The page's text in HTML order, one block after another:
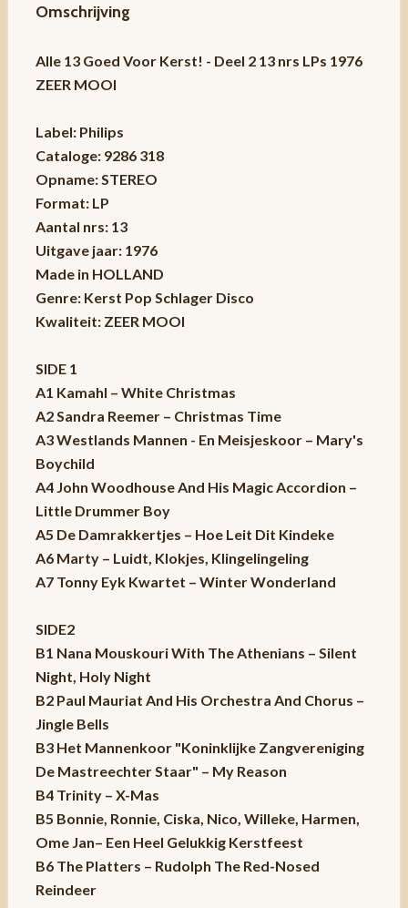
Omschrijving
Alle 13 Goed Voor Kerst! - Deel 2 13 nrs LPs 1976
ZEER MOOI
Label: Philips
Cataloge: 9286 318
Opname: STEREO
Format: LP
Aantal nrs: 13
Uitgave jaar: 1976
Made in HOLLAND
Genre: Kerst Pop Schlager Disco
Kwaliteit: ZEER MOOI
SIDE 1
A1 Kamahl – White Christmas
A2 Sandra Reemer – Christmas Time
A3 Westlands Mannen - En Meisjeskoor – Mary's
Boychild
A4 John Woodhouse And His Magic Accordion –
Little Drummer Boy
A5 De Damrakkertjes – Hoe Leit Dit Kindeke
A6 Marty – Luidt, Klokjes, Klingelingeling
A7 Tonny Eyk Kwartet – Winter Wonderland
SIDE2
B1 Nana Mouskouri With The Athenians – Silent
Night, Holy Night
B2 Paul Mauriat And His Orchestra And Chorus –
Jingle Bells
B3 Het Mannenkoor "Koninklijke Zangvereniging
De Mastreechter Staar" – My Reason
B4 Trinity – X-Mas
B5 Bonnie, Ronnie, Ciska, Nico, Willeke, Harmen,
Ome Jan– Een Heel Gelukkig Kerstfeest
B6 The Platters – Rudolph The Red-Nosed
Reindeer